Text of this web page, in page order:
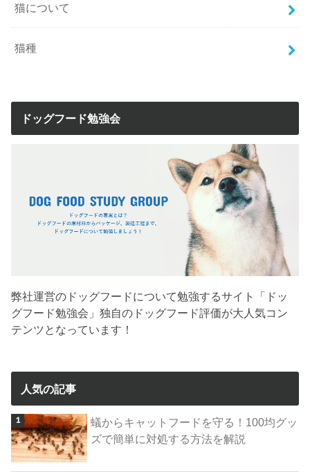
猫について
猫種
ドッグフード勉強会
弊社運営のドッグフードについて勉強するサイト「ドッ
グフード勉強会」独自のドッグフード評価が大人気コン
テンツとなっています！
人気の記事
蟻からキャットフードを守る！100均グッ
ズで簡単に対処する方法を解説